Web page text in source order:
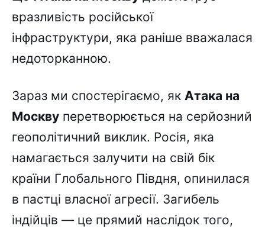
вразливість російської
інфраструктури, яка раніше вважалася
недоторканною.
Зараз ми спостерігаємо, як Атака на
Москву перетворюється на серйозний
геополітичний виклик. Росія, яка
намагається залучити на свій бік
країни Глобального Півдня, опинилася
в пастці власної агресії. Загибель
індійців — це прямий наслідок того,